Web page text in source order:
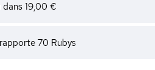
dans 19,00 €
70 Rubys